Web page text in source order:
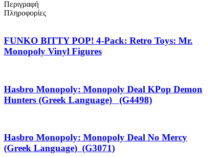
Περιγραφή
Πληροφορίες
FUNKO BITTY POP! 4-Pack: Retro Toys: Mr.
Monopoly Vinyl Figures
Hasbro Monopoly: Monopoly Deal KPop Demon
Hunters (Greek Language) (G4498)
Hasbro Monopoly: Monopoly Deal No Mercy
(Greek Language) (G3071)